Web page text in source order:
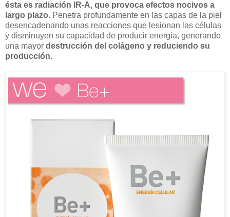
ésta es radiación IR-A, que provoca efectos nocivos a
largo plazo. Penetra profundamente en las capas de la piel
desencadenando unas reacciones que lesionan las células
y disminuyen su capacidad de producir energía, generando
una mayor destrucción del colágeno y reduciendo su
producción.